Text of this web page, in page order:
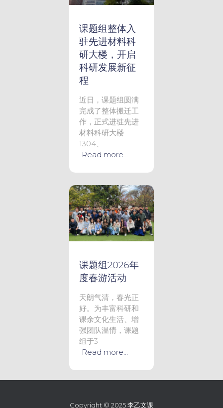
课题组整体入
驻先进材料科
研大楼，开启
科研发展新征
程
近日，课题组圆满
完成了整体搬迁工
作，正式进驻先进
材料科研大楼
1304、
Read more…
课题组2026年
度春游活动
天朗气清，春光正
好。为丰富科研和
课余文化生活、增
强团队温情，课题
组于3
Read more…
Copyright © 2025 李乙文课